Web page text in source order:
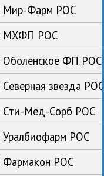
Мир-Фарм РОС
МХФП РОС
Оболенское ФП РОС
звезда
Сти-Мед-Сорб РОС
Уралбиофарм РОС
Фармакон РОС